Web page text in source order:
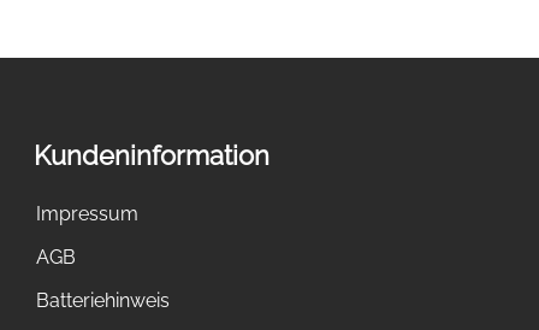
Kundeninformation
Impressum
AGB
Batteriehinweis